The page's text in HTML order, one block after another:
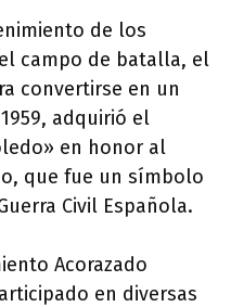
de los
campo de batalla, el
convertirse en un
adquirió el
en honor al
que fue un símbolo
Civil Española.
Acorazado
en diversas